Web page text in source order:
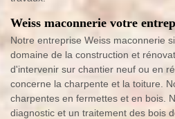
Weiss maconnerie votre
Notre entreprise Weiss maconnerie
domaine de la construction et
d'intervenir sur chantier neuf ou en
concerne la charpente et la toiture.
charpentes en fermettes et en bois.
diagnostic et un traitement des bois